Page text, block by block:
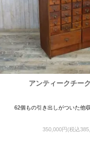
アンティークチー
62個もの引き出しがついた他
350,000円(税込